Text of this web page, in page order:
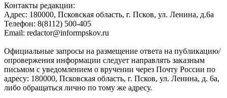
Контакты редакции:
Адреc: 180000, Псковская область, г. Псков, ул. Ленина, д.6а
Телефон: 8(8112) 500-405
Email: redactor@informpskov.ru
Официальные запросы на размещение ответа на публикацию/
опровержения информации следует направлять заказным
письмом с уведомлением о вручении через Почту России по
адресу: 180000, Псковская область, г. Псков, ул. Ленина, д. 6а,
либо обращаться лично по тому же адресу.